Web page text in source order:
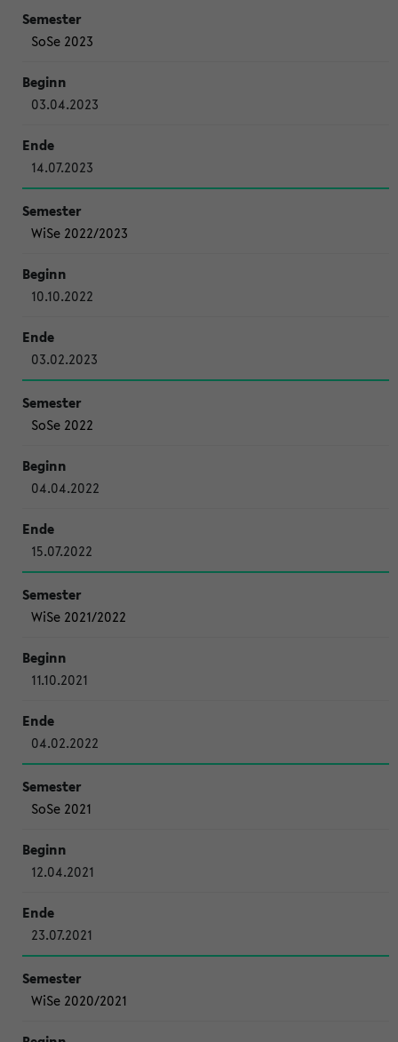
SoSe 2023
03.04.2023
14.07.2023
WiSe 2022/2023
10.10.2022
03.02.2023
SoSe 2022
04.04.2022
15.07.2022
WiSe 2021/2022
11.10.2021
04.02.2022
SoSe 2021
12.04.2021
23.07.2021
WiSe 2020/2021